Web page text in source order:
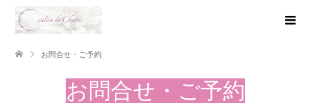
お問合せ・ご予約
お問合せ・ご予約